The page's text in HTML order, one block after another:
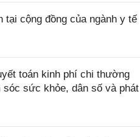
cộng đồng của ngành y tế
toán kinh phí chi thường
sức khỏe, dân số và phát